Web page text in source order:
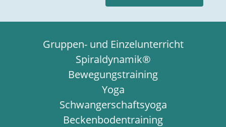
Gruppen- und Einzelunterricht
Spiraldynamik®
Bewegungstraining
Yoga
Schwangerschaftsyoga
Beckenbodentraining